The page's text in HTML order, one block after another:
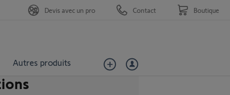
Autres produits
Devis avec un pro Contact Boutique